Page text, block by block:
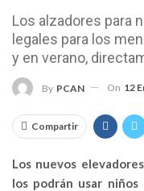
Los alzadores para
legales para los
y en verano,
By PCAN On 12
Compartir
Los nuevos
los podrán usar